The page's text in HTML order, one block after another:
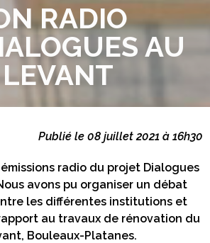
RADIO
AU
Publié le 08 juillet 2021 à 16h30
radio du projet Dialogues
avons pu organiser un débat
les différentes institutions et
au travaux de rénovation du
Bouleaux-Platanes.